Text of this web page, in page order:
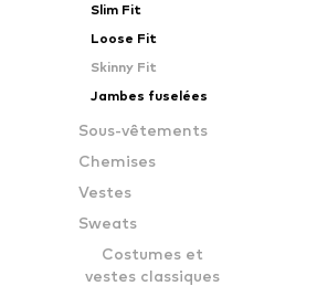
Slim Fit
Loose Fit
Skinny Fit
Jambes fuselées
Sous-vêtements
Chemises
Vestes
Sweats
Costumes et
vestes classiques